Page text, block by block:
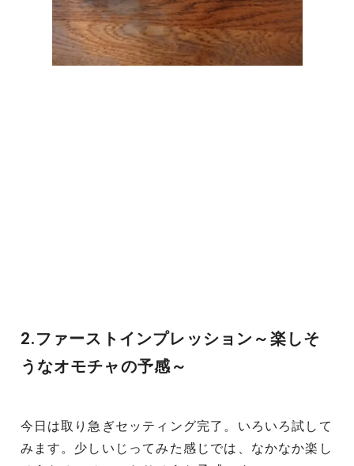
2.ファーストインプレッション～楽しそ
うなオモチャの予感～
今日は取り急ぎセッティング完了。いろいろ試して
みます。少しいじってみた感じでは、なかなか楽し